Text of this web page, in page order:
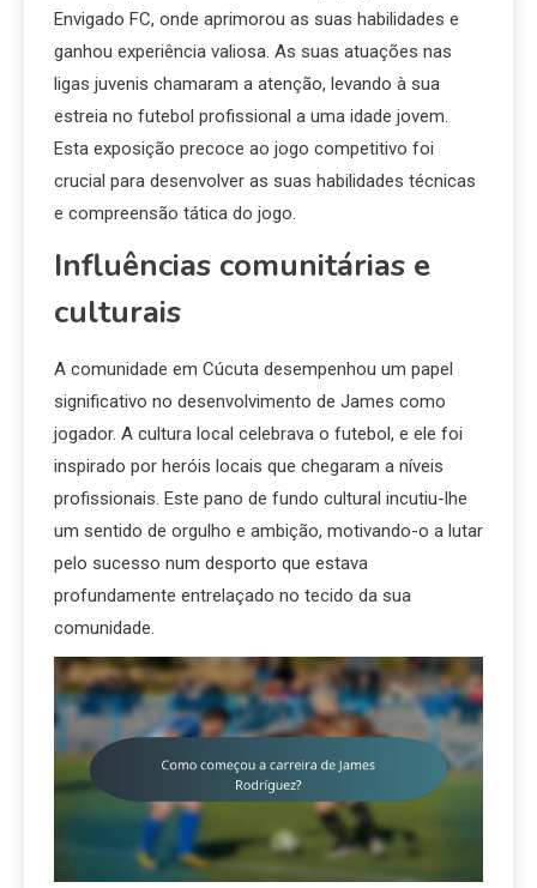
Envigado FC, onde aprimorou as suas habilidades e
ganhou experiência valiosa. As suas atuações nas
ligas juvenis chamaram a atenção, levando à sua
estreia no futebol profissional a uma idade jovem.
Esta exposição precoce ao jogo competitivo foi
crucial para desenvolver as suas habilidades técnicas
e compreensão tática do jogo.
Influências comunitárias e
culturais
A comunidade em Cúcuta desempenhou um papel
significativo no desenvolvimento de James como
jogador. A cultura local celebrava o futebol, e ele foi
inspirado por heróis locais que chegaram a níveis
profissionais. Este pano de fundo cultural incutiu-lhe
um sentido de orgulho e ambição, motivando-o a lutar
pelo sucesso num desporto que estava
profundamente entrelaçado no tecido da sua
comunidade.